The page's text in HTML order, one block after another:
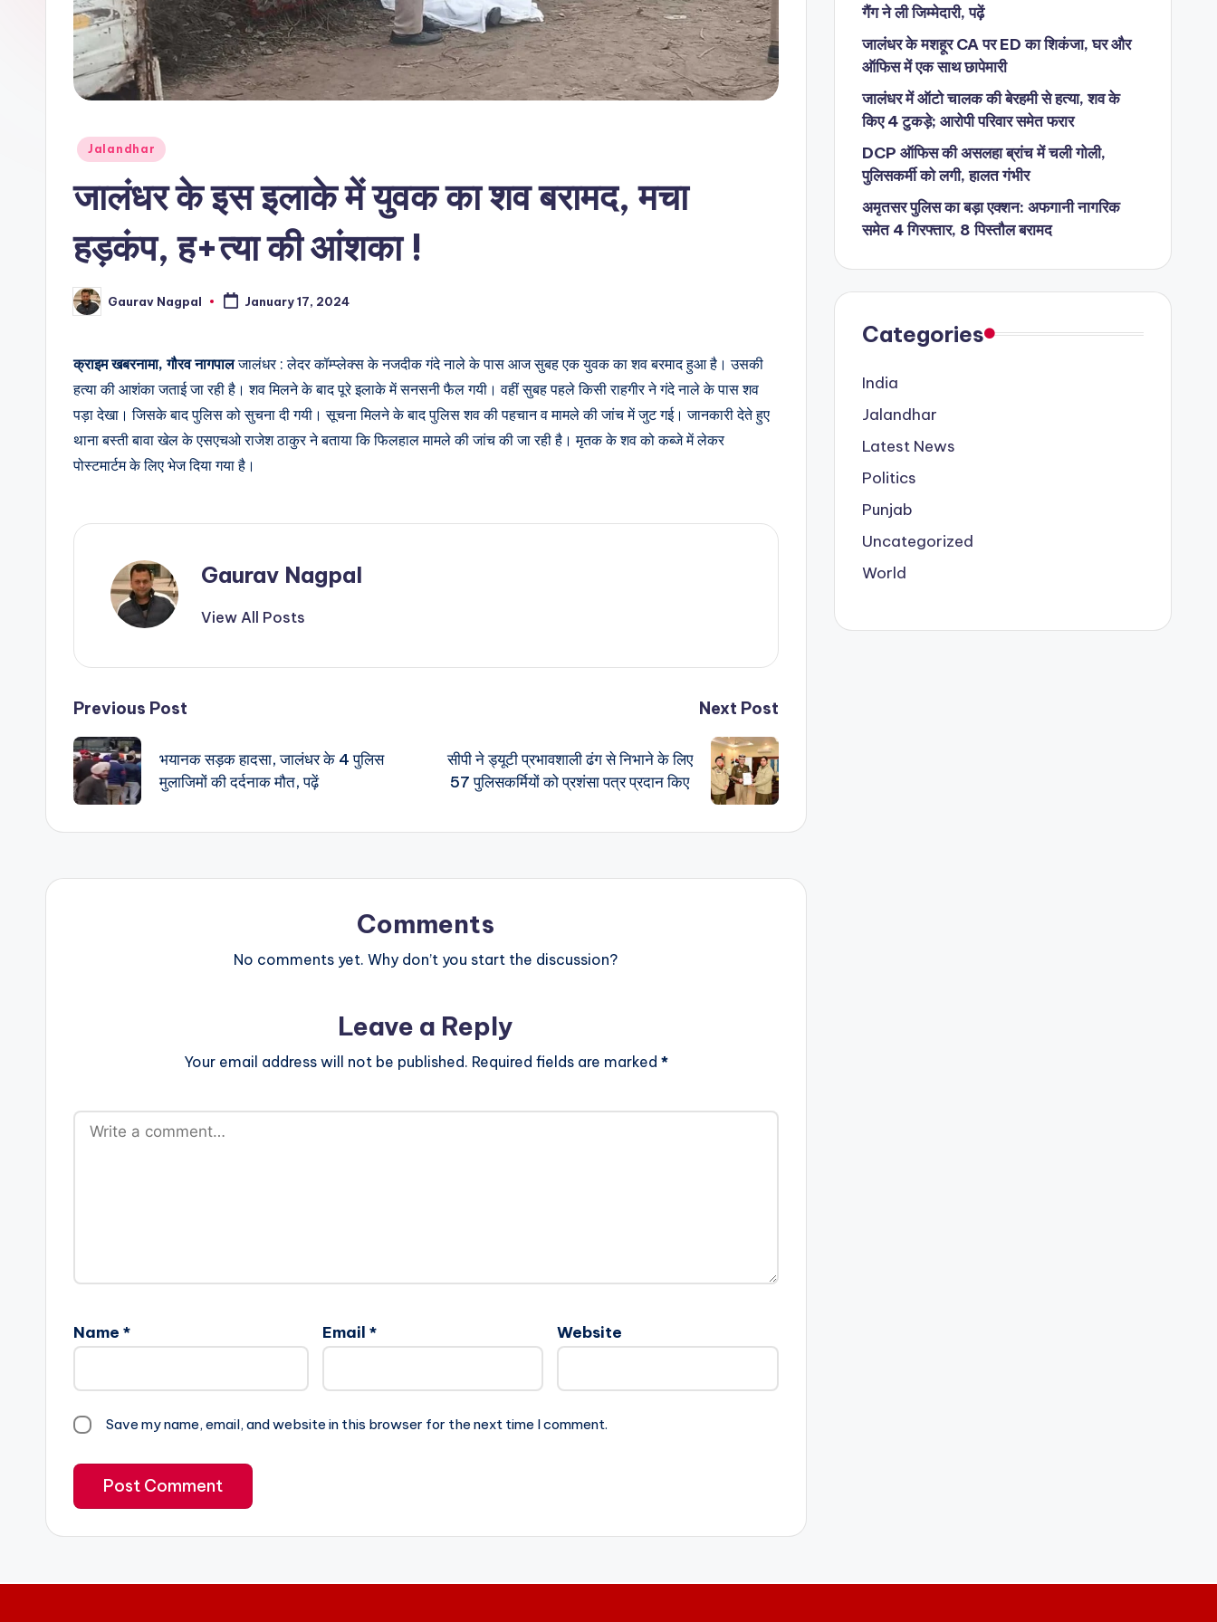
mPosted
Jalandhar
जालंधर के इस इलाके में युवक का शव बरामद, मचा
हड़कंप, ह+त्या की आंशका !
Posted
by
Gaurav Nagpal January 17, 2024
क्राइम खबरनामा, गौरव नागपालजालंधर : लेदर कॉम्प्लेक्स के नजदीक गंदे नाले के पास आज सुबह एक युवक का शव बरमाद हुआ है। उसकी
हत्या की आशंका जताई जा रही है। शव मिलने के बाद पूरे इलाके में सनसनी फैल गयी। वहीं सुबह पहले किसी राहगीर ने गंदे नाले के पास शव
पड़ा देखा। जिसके बाद पुलिस को सुचना दी गयी। सूचना मिलने के बाद पुलिस शव की पहचान व मामले की जांच में जुट गई। जानकारी देते हुए
थाना बस्ती बावा खेल के एसएचओ राजेश ठाकुर ने बताया कि फिलहाल मामले की जांच की जा रही है। मृतक के शव को कब्जे में लेकर
पोस्टमार्टम के लिए भेज दिया गया है।
Gaurav Nagpal
View All Posts
Post
navigation
Previous Post
भयानक सड़क हादसा, जालंधर के 4 पुलिस
मुलाजिमों की दर्दनाक मौत, पढ़ें
Next Post
सीपी ने ड्यूटी प्रभावशाली ढंग से निभाने के लिए
57 पुलिसकर्मियों को प्रशंसा पत्र प्रदान किए
Comments
No comments yet. Why don’t you start the discussion?
Leave a Reply
Your email address will not be published. Required fields are marked *
Name * Email * Website
Save my name, email, and website in this browser for the next time I comment.
गैंग ने ली जिम्मेदारी, पढ़ें
जालंधर के मशहूर CA पर ED का शिकंजा, घर और
ऑफिस में एक साथ छापेमारी
जालंधर में ऑटो चालक की बेरहमी से हत्या, शव के
किए 4 टुकड़े; आरोपी परिवार समेत फरार
DCP ऑफिस की असलहा ब्रांच में चली गोली,
पुलिसकर्मी को लगी, हालत गंभीर
अमृतसर पुलिस का बड़ा एक्शन: अफगानी नागरिक
समेत 4 गिरफ्तार, 8 पिस्तौल बरामद
Categories
India
Jalandhar
Latest News
Politics
Punjab
Uncategorized
World